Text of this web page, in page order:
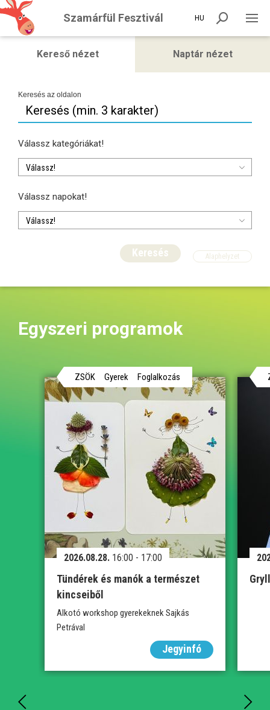
Szamárfül Fesztivál HU
Kereső nézet Naptár nézet
Keresés az oldalon
Válassz kategóriákat!
Válassz napokat!
Válassz!
Keresés Alaphelyzet
Egyszeri programok
ZSÖK Gyerek Foglalkozás
2026.08.28. 16:00 - 17:00
Tündérek és manók a természet
kincseiből
Alkotó workshop gyerekeknek Sajkás
Petrával
Jegyinfó